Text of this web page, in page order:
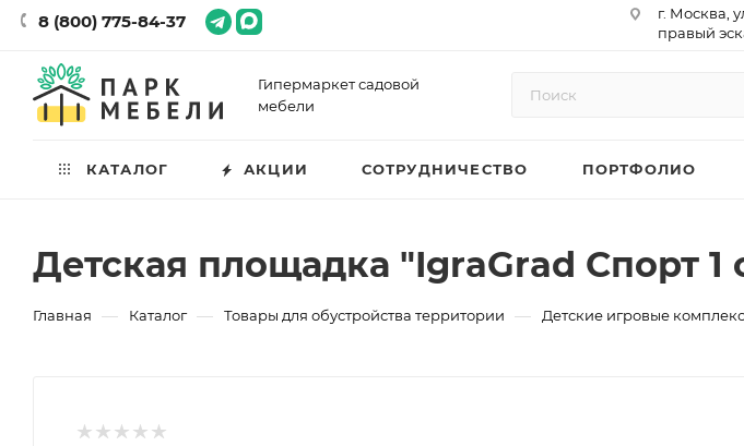
8 (800) 775-84-37
г. Москва,
правый
р/сч
Гипермаркет садовой
мебели
КАТАЛОГ АКЦИИ СОТРУДНИЧЕСТВО ПОРТФОЛИО
Детская площадка "IgraGrad Спорт
Главная — Каталог — Товары для обустройства территории — Детские игровые